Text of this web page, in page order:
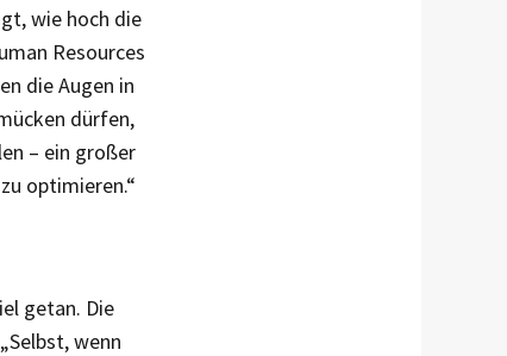
wie hoch die
Resources
die Augen in
dürfen,
– ein großer
optimieren.“
getan. Die
wenn